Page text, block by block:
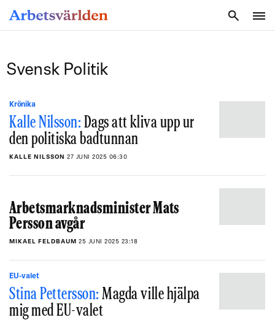
Svensk Politik
Krönika
Kalle Nilsson:Dags att kliva upp ur
den politiska badtunnan
KALLE NILSSON 27 JUNI 2025 06:30
Arbetsmarknadsminister Mats
Persson avgår
MIKAEL FELDBAUM 25 JUNI 2025 23:18
EU-valet
Stina Pettersson:Magda ville hjälpa
mig med EU-valet